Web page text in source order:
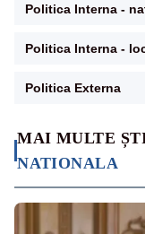
MAI MULTE
NATIONALA
Politica Interna -
Politica Interna -
Politica Externa